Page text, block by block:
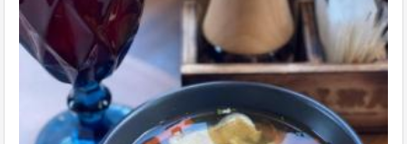
Елена
Гость
27.02.2011 17:17
Пицца супер!!!